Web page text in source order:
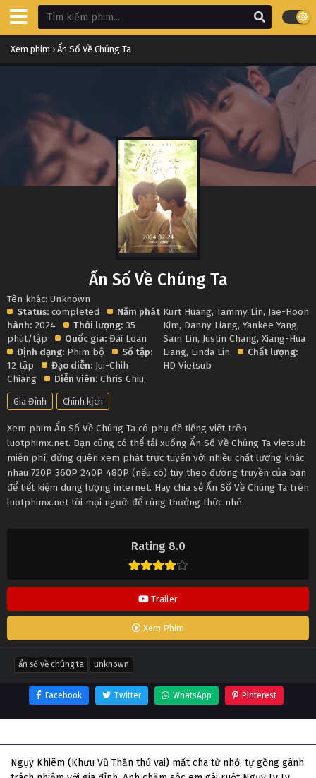
Xem phim › Ẩn Số Về Chúng Ta
Rating 8.0
Trailer
Xem Phim
Ẩn Số Về Chúng Ta
Tên khác: Unknown
Status: completed
Năm phát
hành: 2024 Thời lượng: 35
phút/tập
Quốc gia: Đài Loan
Định dạng: Phim bộ
Số tập:
12 tập
Đạo diễn: Jui-Chih
Chiang
Diễn viên: Chris Chiu,
Kurt Huang,Tammy Lin, Jae-Hoon
Kim, Danny Liang,Yankee Yang,
Sam Lin, Justin Chang,Xiang-Hua
Liang, Linda Lin
Chất lượng:
HD Vietsub
Gia Đình Chính kịch
Xem phim Ẩn Số Về Chúng Ta có phụ đề tiếng việt trên
luotphimx.net. Bạn cũng có thể tải xuống Ẩn Số Về Chúng Ta vietsub
miễn phí, đừng quên xem phát trực tuyến với nhiều chất lượng khác
nhau 720P 360P 240P 480P (nếu có) tùy theo đường truyền của bạn
để tiết kiệm dung lượng internet. Hãy chia sẻ Ẩn Số Về Chúng Ta trên
luotphimx.net tới mọi người để cùng thưởng thức nhé.
ẩn số về chúng ta unknown
Facebook Twitter WhatsApp Pinterest
Ngụy Khiêm (Khưu Vũ Thần thủ vai) mất cha từ nhỏ, tự gồng gánh